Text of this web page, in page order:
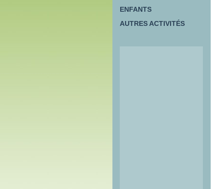
ENFANTS
AUTRES ACTIVITÉS